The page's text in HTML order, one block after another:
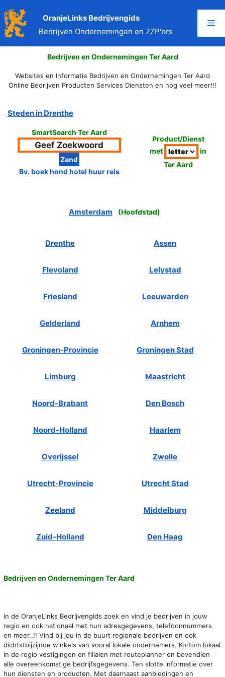
naar
de
inhoud
OranjeLinks Bedrijvengids
Bedrijven Ondernemingen en ZZP'ers
Bedrijven en Ondernemingen Ter Aard
Websites en Informatie Bedrijven en Ondernemingen Ter Aard
Online Bedrijven Producten Services Diensten en nog veel meer!!!
Steden in Drenthe
SmartSearch Ter Aard
Bv. boek hond hotel huur reis
Product/Dienst
met
in
Ter Aard
Amsterdam (Hoofdstad)
Drenthe Assen
Flevoland Lelystad
Friesland Leeuwarden
Gelderland Arnhem
Groningen-Provincie Groningen Stad
Limburg Maastricht
Noord-Brabant Den Bosch
Noord-Holland Haarlem
Overijssel Zwolle
Utrecht-Provincie Utrecht Stad
Zeeland Middelburg
Zuid-Holland Den Haag
Bedrijven en Ondernemingen Ter Aard
In de OranjeLinks Bedrijvengids zoek en vind je bedrijven in jouw
regio en ook nationaal met hun adresgegevens, telefoonnummers
en meer..!! Vind bij jou in de buurt regionale bedrijven en ook
dichtstbijzijnde winkels van vooral lokale ondernemers. Kortom lokaal
in de regio vestigingen en filialen met routeplanner en bovendien
alle overeenkomstige bedrijfsgegevens. Ten slotte informatie over
hun diensten en producten. Met daarnaast aanbiedingen en